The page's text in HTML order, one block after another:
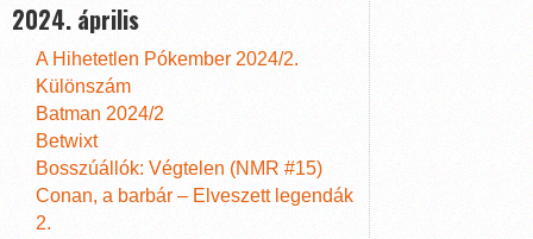
2024. április
A Hihetetlen Pókember 2024/2.
Különszám
Batman 2024/2
Betwixt
Bosszúállók: Végtelen (NMR #15)
Conan, a barbár – Elveszett legendák
2.